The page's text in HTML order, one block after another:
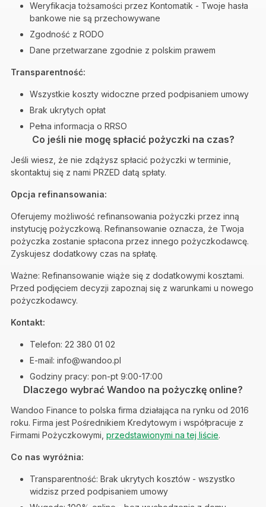
Weryfikacja tożsamości przez Kontomatik - Twoje hasła
bankowe nie są przechowywane
Zgodność z RODO
Dane przetwarzane zgodnie z polskim prawem
Transparentność:
Wszystkie koszty widoczne przed podpisaniem umowy
Brak ukrytych opłat
Pełna informacja o RRSO
Co jeśli nie mogę spłacić pożyczki na czas?
Jeśli wiesz, że nie zdążysz spłacić pożyczki w terminie,
skontaktuj się z nami PRZED datą spłaty.
Opcja refinansowania:
Oferujemy możliwość refinansowania pożyczki przez inną
instytucję pożyczkową. Refinansowanie oznacza, że Twoja
pożyczka zostanie spłacona przez innego pożyczkodawcę.
Zyskujesz dodatkowy czas na spłatę.
Ważne: Refinansowanie wiąże się z dodatkowymi kosztami.
Przed podjęciem decyzji zapoznaj się z warunkami u nowego
pożyczkodawcy.
Kontakt:
Telefon: 22 380 01 02
E-mail: info@wandoo.pl
Godziny pracy: pon-pt 9:00-17:00
Dlaczego wybrać Wandoo na pożyczkę online?
Wandoo Finance to polska firma działająca na rynku od 2016
roku. Firma jest Pośrednikiem Kredytowym i współpracuje z
Firmami Pożyczkowymi, przedstawionymi na tej liście.
Co nas wyróżnia:
Transparentność: Brak ukrytych kosztów - wszystko
widzisz przed podpisaniem umowy